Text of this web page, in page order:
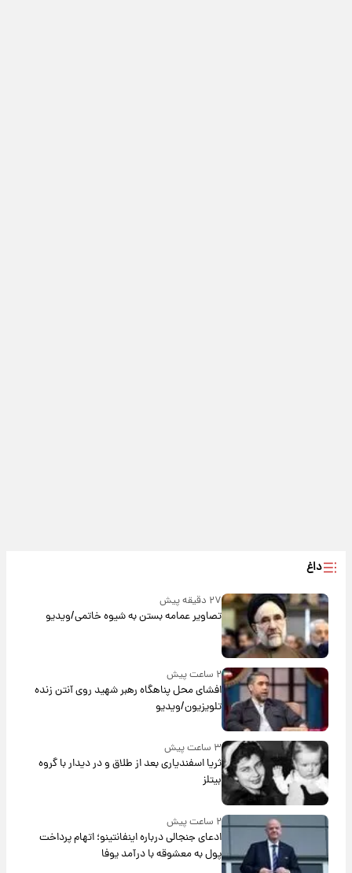
داغ
۲۷ دقیقه پیش
تصاویر عمامه بستن به شیوه خاتمی/ویدیو
۲ ساعت پیش
افشای محل پناهگاه‌ رهبر شهید روی آنتن زنده
تلویزیون/ویدیو
۳ ساعت پیش
ثریا اسفندیاری بعد از طلاق و در دیدار با گروه
بیتلز
۲ ساعت پیش
ادعای جنجالی درباره اینفانتینو؛ اتهام پرداخت
پول به معشوقه با درآمد یوفا